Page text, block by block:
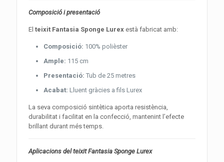
Composició i presentació
Elteixit Fantasia Sponge Lurex està fabricat amb:
Composició: 100% polièster
Ample: 115 cm
Presentació: Tub de 25 metres
Acabat: Lluent gràcies a fils Lurex
La seva composició sintètica aporta resistència,
durabilitat i facilitat en la confecció, mantenint l’efecte
brillant durant més temps.
Aplicacions del teixit Fantasia Sponge Lurex